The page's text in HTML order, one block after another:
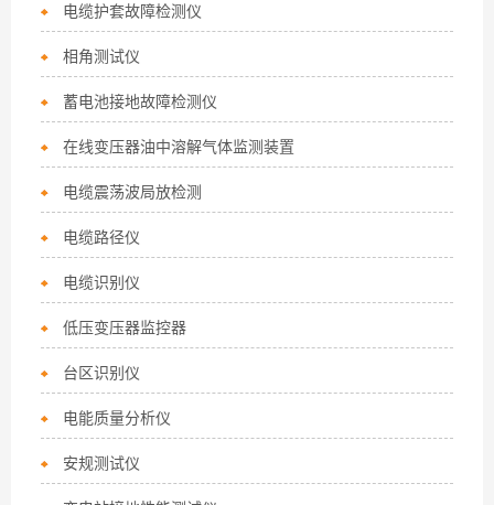
电缆护套故障检测仪
相角测试仪
蓄电池接地故障检测仪
在线变压器油中溶解气体监测装置
电缆震荡波局放检测
电缆路径仪
电缆识别仪
低压变压器监控器
台区识别仪
电能质量分析仪
安规测试仪